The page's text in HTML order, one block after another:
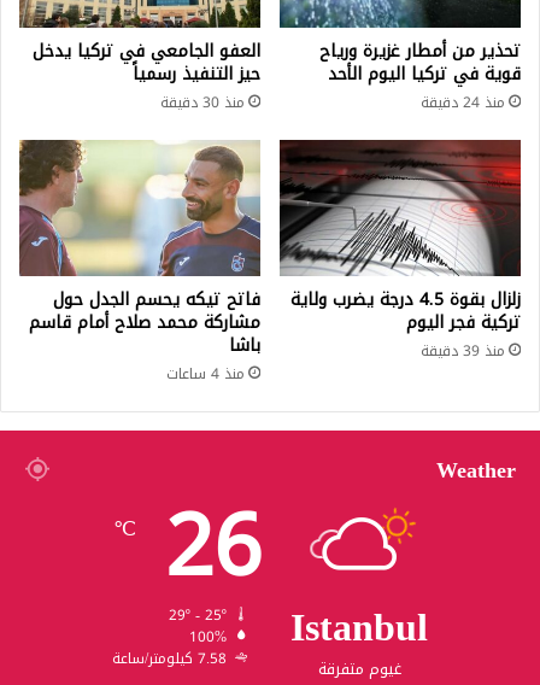
تحذير من أمطار غزيرة ورياح
قوية في تركيا اليوم الأحد
منذ 24 دقيقة
العفو الجامعي في تركيا يدخل
حيز التنفيذ رسمياً
منذ 30 دقيقة
زلزال بقوة 4.5 درجة يضرب ولاية
تركية فجر اليوم
منذ 39 دقيقة
فاتح تيكه يحسم الجدل حول
مشاركة محمد صلاح أمام قاسم
باشا
منذ 4 ساعات
Weather
Istanbul
غيوم متفرقة
26
℃
100%
7.58 كيلومتر/ساعة